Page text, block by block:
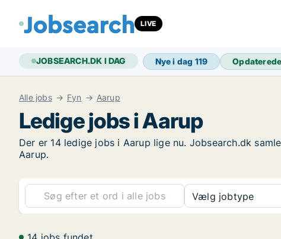
LIVE
JOBSEARCH.DK I DAG Nye i dag 119
Alle jobs Fyn Aarup
Ledige jobs i Aarup
Der er 14 ledige jobs i Aarup lige nu. Jobsearch.dk
Aarup.
Vælg jobtype